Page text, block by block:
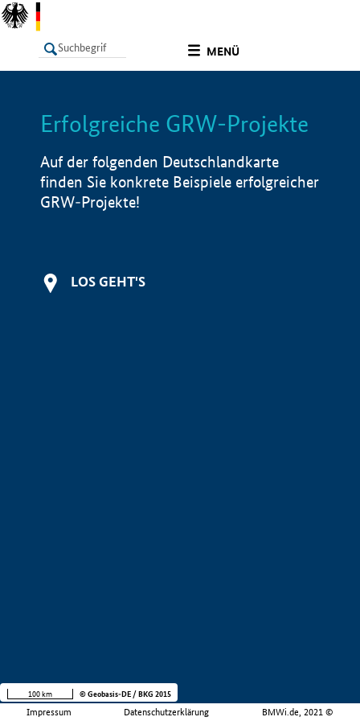
MENÜ
LISTE Info
Erfolgreiche GRW-Projekte
Auf der folgenden Deutschlandkarte
finden Sie konkrete Beispiele erfolgreicher
GRW-Projekte!
LOS GEHT'S
Impressum Datenschutzerklärung BMWi.de, 2021 ©
100 km © Geobasis-DE / BKG 2015